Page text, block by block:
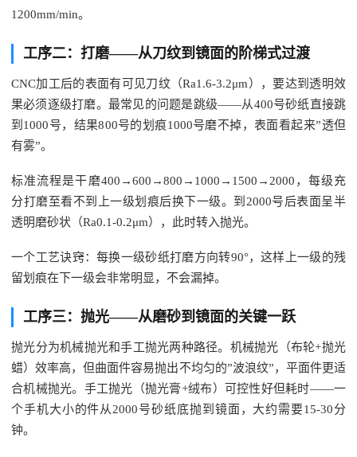
1200mm/min。
工序二：打磨——从刀纹到镜面的阶梯式过渡
CNC加工后的表面有可见刀纹（Ra1.6-3.2μm），要达到透明效
果必须逐级打磨。最常见的问题是跳级——从400号砂纸直接跳
到1000号，结果800号的划痕1000号磨不掉，表面看起来”透但
有雾”。
标准流程是干磨400→600→800→1000→1500→2000，每级充
分打磨至看不到上一级划痕后换下一级。到2000号后表面呈半
透明磨砂状（Ra0.1-0.2μm），此时转入抛光。
一个工艺诀窍：每换一级砂纸打磨方向转90°，这样上一级的残
留划痕在下一级会非常明显，不会漏掉。
工序三：抛光——从磨砂到镜面的关键一跃
抛光分为机械抛光和手工抛光两种路径。机械抛光（布轮+抛光
蜡）效率高，但曲面件容易抛出不均匀的”波浪纹”，平面件更适
合机械抛光。手工抛光（抛光膏+绒布）可控性好但耗时——一
个手机大小的件从2000号砂纸底抛到镜面，大约需要15-30分
钟。